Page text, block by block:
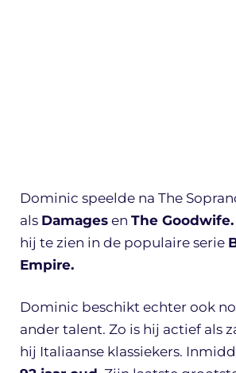
Dominic speelde na The
als Damages en The Goodwife.
hij te zien in de populaire serie
Empire.
Dominic beschikt echter ook
ander talent. Zo is hij actief als
hij Italiaanse klassiekers.